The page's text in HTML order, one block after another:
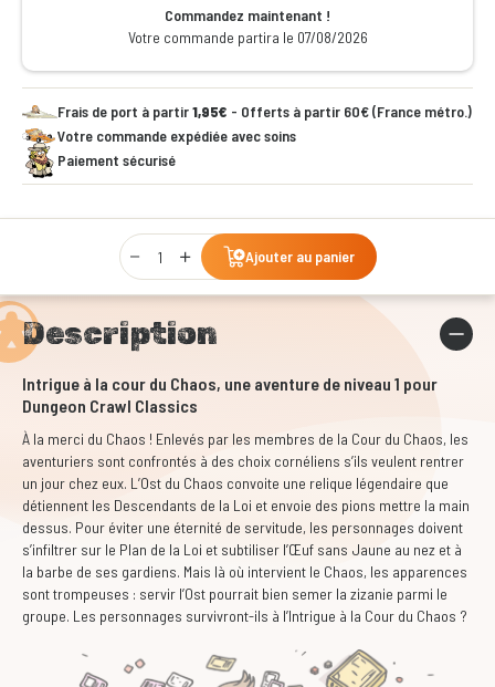
Commandez maintenant !
Votre commande partira le 07/08/2026
Frais de port à partir1,95€ - Offerts à partir 60€ (France métro.)
Votre commande expédiée avec soins
Paiement sécurisé
Qty
Ajouter au panier
Description
Intrigue à la cour du Chaos, une aventure de niveau 1 pour
Dungeon Crawl Classics
À la merci du Chaos ! Enlevés par les membres de la Cour du Chaos, les
aventuriers sont confrontés à des choix cornéliens s’ils veulent rentrer
un jour chez eux. L’Ost du Chaos convoite une relique légendaire que
détiennent les Descendants de la Loi et envoie des pions mettre la main
dessus. Pour éviter une éternité de servitude, les personnages doivent
s’infiltrer sur le Plan de la Loi et subtiliser l’Œuf sans Jaune au nez et à
la barbe de ses gardiens. Mais là où intervient le Chaos, les apparences
sont trompeuses : servir l’Ost pourrait bien semer la zizanie parmi le
groupe. Les personnages survivront-ils à l’Intrigue à la Cour du Chaos ?